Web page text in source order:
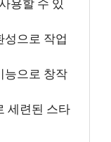
성으로 작업
능으로 창작
세련된 스타